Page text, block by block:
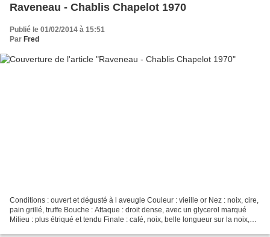
Raveneau - Chablis Chapelot 1970
Publié le 01/02/2014 à 15:51
Par Fred
Conditions : ouvert et dégusté à l aveugle Couleur : vieille or Nez : noix, cire,
pain grillé, truffe Bouche : Attaque : droit dense, avec un glycerol marqué
Milieu : plus étriqué et tendu Finale : café, noix, belle longueur sur la noix,